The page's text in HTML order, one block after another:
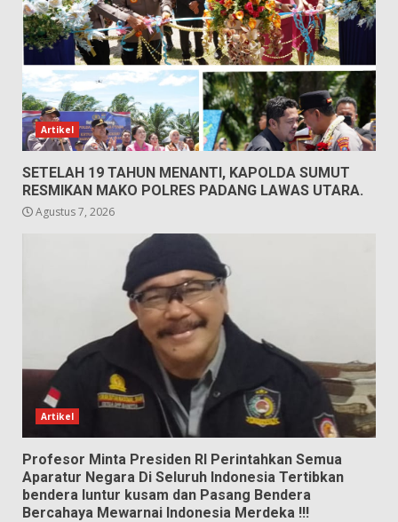
Artikel
SETELAH 19 TAHUN MENANTI, KAPOLDA SUMUT
RESMIKAN MAKO POLRES PADANG LAWAS UTARA.
Agustus 7, 2026
Artikel
Profesor Minta Presiden RI Perintahkan Semua
Aparatur Negara Di Seluruh Indonesia Tertibkan
bendera luntur kusam dan Pasang Bendera
Bercahaya Mewarnai Indonesia Merdeka !!!